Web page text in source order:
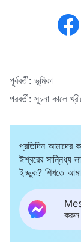
পূর্ববর্তী: ভূমিকা
পরবর্তী: সূচনা কালে
প্রতিদিন আমাদের
ঈশ্বরের সান্নিধ্য
ইচ্ছুক? শিখতে
করুন